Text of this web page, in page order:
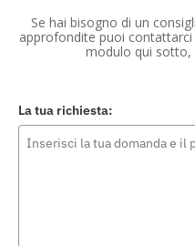
Se hai bisogno di un
approfondite puoi
modulo qui sotto,
La tua richiesta: